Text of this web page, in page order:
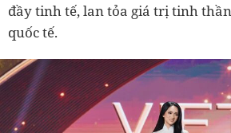
đầy tinh tế, lan tỏa giá trị tinh
quốc tế.